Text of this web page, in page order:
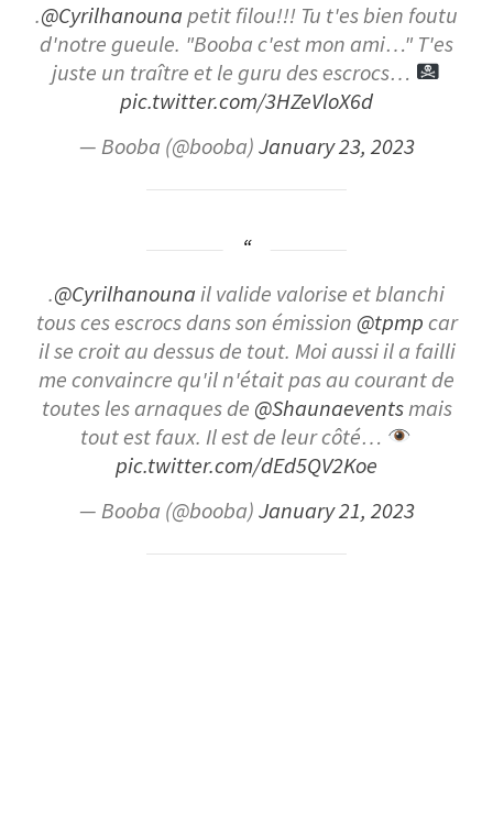
.@Cyrilhanounapetit filou!!! Tu t'es bien foutu
d'notre gueule. "Booba c'est mon ami…" T'es
juste un traître et le guru des escrocs…
pic.twitter.com/3HZeVloX6d
— Booba (@booba)January 23, 2023
.@Cyrilhanounail valide valorise et blanchi
tous ces escrocs dans son émission @tpmpcar
il se croit au dessus de tout. Moi aussi il a failli
me convaincre qu'il n'était pas au courant de
toutes les arnaques de @Shaunaeventsmais
tout est faux. Il est de leur côté…
pic.twitter.com/dEd5QV2Koe
— Booba (@booba)January 21, 2023